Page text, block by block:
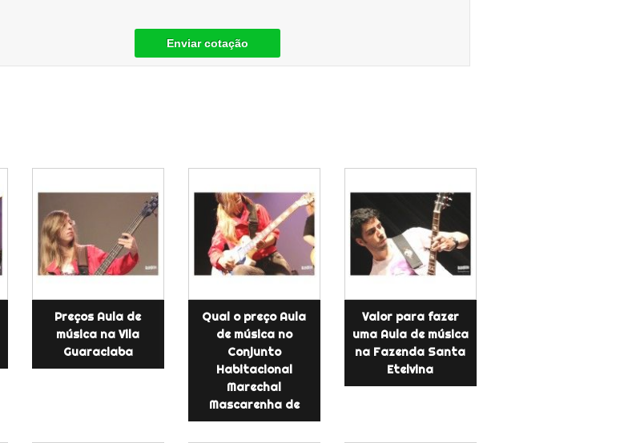
Enviar cotação
Preços Aula de
música na Vila
Guaraciaba
Qual o preço Aula
de música no
Conjunto
Habitacional
Marechal
Mascarenha de
Valor para fazer
uma Aula de música
na Fazenda Santa
Etelvina